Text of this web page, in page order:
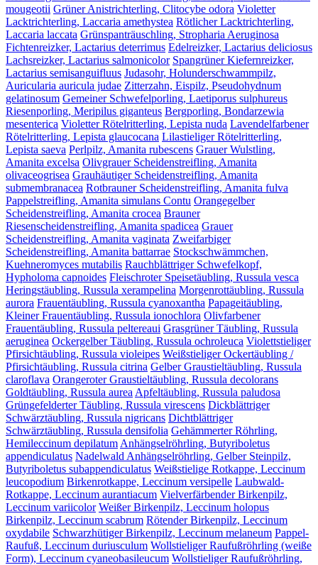
mougeotii Grüner Anistrichterling, Clitocybe odora Violetter
Lacktrichterling, Laccaria amethystea Rötlicher Lacktrichterling,
Laccaria laccata Grünspanträuschling, Stropharia Aeruginosa
Fichtenreizker, Lactarius deterrimus Edelreizker, Lactarius deliciosus
Lachsreizker, Lactarius salmonicolor Spangrüner Kiefernreizker,
Lactarius semisanguifluus Judasohr, Holunderschwammpilz,
Auricularia auricula judae Zitterzahn, Eispilz, Pseudohydnum
gelatinosum Gemeiner Schwefelporling, Laetiporus sulphureus
Riesenporling, Meripilus giganteus Bergporling, Bondarzewia
mesenterica Violetter Rötelritterling, Lepista nuda Lavendelfarbener
Rötelritterling, Lepista glaucocana Lilastieliger Rötelritterling,
Lepista saeva Perlpilz, Amanita rubescens Grauer Wulstling,
Amanita excelsa Olivgrauer Scheidenstreifling, Amanita
olivaceogrisea Grauhäutiger Scheidenstreifling, Amanita
submembranacea Rotbrauner Scheidenstreifling, Amanita fulva
Pappelstreifling, Amanita simulans Contu Orangegelber
Scheidenstreifling, Amanita crocea Brauner
Riesenscheidenstreifling, Amanita spadicea Grauer
Scheidenstreifling, Amanita vaginata Zweifarbiger
Scheidenstreifling, Amanita battarrae Stockschwämmchen,
Kuehneromyces mutabilis Rauchblättriger Schwefelkopf,
Hypholoma capnoides Fleischroter Speisetäubling, Russula vesca
Heringstäubling, Russula xerampelina Morgenrottäubling, Russula
aurora Frauentäubling, Russula cyanoxantha Papageitäubling,
Kleiner Frauentäubling, Russula ionochlora Olivfarbener
Frauentäubling, Russula peltereaui Grasgrüner Täubling, Russula
aeruginea Ockergelber Täubling, Russula ochroleuca Violettstieliger
Pfirsichtäubling, Russula violeipes Weißstieliger Ockertäubling /
Pfirsichtäubling, Russula citrina Gelber Graustieltäubling, Russula
claroflava Orangeroter Graustieltäubling, Russula decolorans
Goldtäubling, Russula aureaApfeltäubling, Russula paludosa
Grüngefelderter Täubling, Russula virescens Dickblättriger
Schwärztäubling, Russula nigricans Dichtblättriger
Schwärztäubling, Russula densifolia Gehämmerter Röhrling,
Hemileccinum depilatumAnhängselröhrling, Butyriboletus
appendiculatus Nadelwald Anhängselröhrling, Gelber Steinpilz,
Butyriboletus subappendiculatus Weißstielige Rotkappe, Leccinum
leucopodium Birkenrotkappe, Leccinum versipelle Laubwald-
Rotkappe, Leccinum aurantiacum Vielverfärbender Birkenpilz,
Leccinum variicolor Weißer Birkenpilz, Leccinum holopus
Birkenpilz, Leccinum scabrum Rötender Birkenpilz, Leccinum
oxydabile Schwarzhütiger Birkenpilz, Leccinum melaneum Pappel-
Raufuß, Leccinum duriusculum Wollstieliger Raufußröhrling (weiße
Form), Leccinum cyaneobasileucum Wollstieliger Raufußröhrling,